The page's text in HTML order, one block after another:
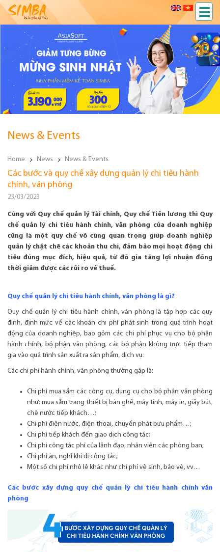
News & Events
Home News News & Events
Các bước và quy chế xây dựng quản lý chi tiêu hành
chính, văn phòng
23/03/2023
Cùng với Quy chế quản lý Tài chính, Quy chế Tiền lương thì Quy
chế quản lý chi tiêu hành chính, văn phòng của doanh nghiệp
cũng là một quy chế vô cùng quan trọng giúp doanh nghiệp
quản lý chặt chẽ các khoản thu chi, đảm bảo mọi hoạt động chi
tiêu đúng mục đích, hiệu quả, từ đó gia tăng lợi nhuận đồng
thời giảm được các rủi ro về thuế.
Quy chế quản lý chi tiêu hành chính, văn phòng là gì?
Quy chế quản lý chi tiêu hành chính, văn phòng là tập hợp các quy
định, định mức về các khoản chi phí phát sinh trong quá trình hoạt
động của doanh nghiệp, bao gồm các chi phí phục vụ cho bộ phận
hành chính, bộ phận văn phòng, các bộ phận không trực tiếp tham
gia vào quá trình sản xuất ra sản phẩm, dịch vụ:
Các chi phí hành chính, văn phòng thường gặp là:
Chi phí mua sắm các công cụ, dụng cụ cho bộ phận văn phòng
như: mua sắm trang thiết bị bàn ghế, máy tính, máy in, giấy bút,
chè nước tiếp khách…;
Chi phí điện nước, điện thoại, chuyển phát bưu phẩm…;
Chi phí tiếp khách đến giao dịch công tác;
Chi phí công tác phí của lãnh đạo, nhân viên các phòng ban;
Chi phí ăn, nghỉ khi đi công tác;
Một số chi phí nhỏ lẻ khác như chi phí vệ sinh, bảo vệ, vv…
Các bước xây dựng quy chế quản lý chi tiêu hành chính văn
phòng